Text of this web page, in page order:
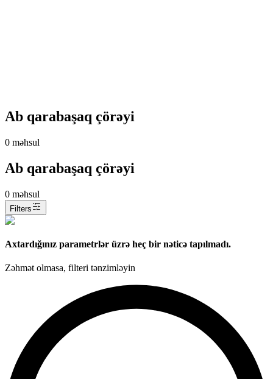
Ab qarabaşaq çörəyi
0 məhsul
Ab qarabaşaq çörəyi
0 məhsul
Filters
Axtardığınız parametrlər üzrə heç bir nəticə tapılmadı.
Zəhmət olmasa, filteri tənzimləyin